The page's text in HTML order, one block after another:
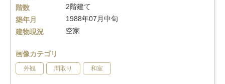
階数
2階建て
築年月
1988年07月中旬
建物現況
空家
画像カテゴリ
外観 間取り 和室